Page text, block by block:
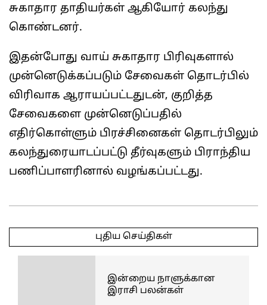
சுகாதார தாதியர்கள் ஆகியோர் கலந்து
கொண்டனர்.
இதன்போது வாய் சுகாதார பிரிவுகளால்
முன்னெடுக்கப்படும் சேவைகள் தொடர்பில்
விரிவாக ஆராயப்பட்டதுடன், குறித்த
சேவைகளை முன்னெடுப்பதில்
எதிர்கொள்ளும் பிரச்சினைகள் தொடர்பிலும்
கலந்துரையாடப்பட்டு தீர்வுகளும் பிராந்திய
பணிப்பாளரினால் வழங்கப்பட்டது.
05-
புதிய செய்திகள்
இன்றைய நாளுக்கான
இராசி பலன்கள்